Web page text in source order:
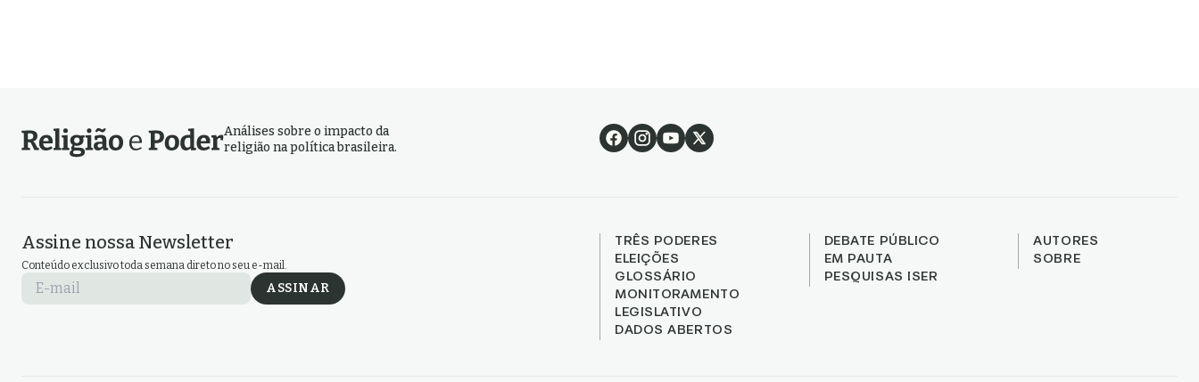
Análises sobre o impacto da
religião na política brasileira.
Assine nossa Newsletter
Conteúdo exclusivo toda semana direto no seu e-mail.
E-mail ASSINAR
TRÊS PODERES
ELEIÇÕES
GLOSSÁRIO
MONITORAMENTO
LEGISLATIVO
DADOS ABERTOS
DEBATE PÚBLICO
EM PAUTA
PESQUISAS ISER
AUTORES
SOBRE